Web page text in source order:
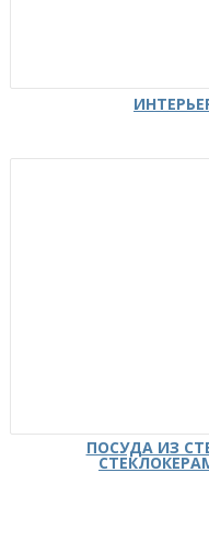
ПОСУДА ИЗ